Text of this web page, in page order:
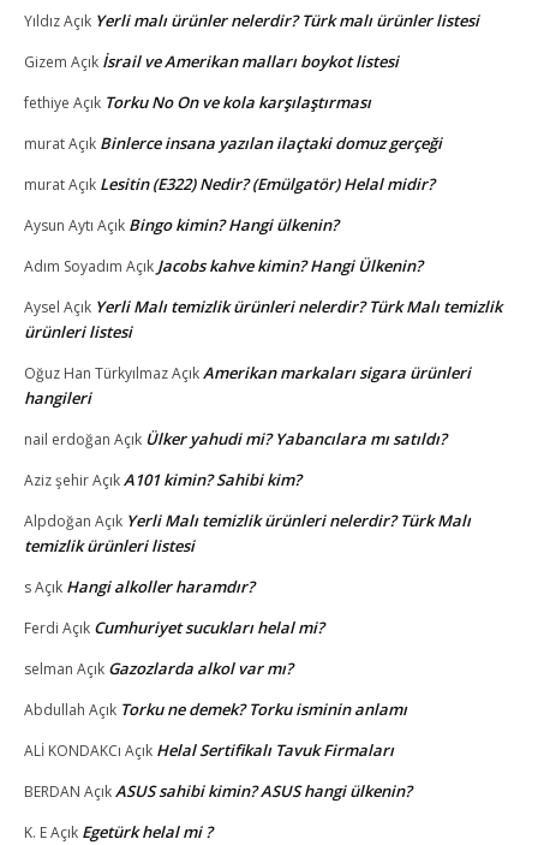
YıldızAçık Yerli malı ürünler nelerdir? Türk malı ürünler listesi
Gizem Açık İsrail ve Amerikan malları boykot listesi
fethiye Açık Torku No On ve kola karşılaştırması
muratAçık Binlerce insana yazılan ilaçtaki domuz gerçeği
muratAçık Lesitin (E322) Nedir? (Emülgatör) Helal midir?
Aysun Aytı Açık Bingo kimin? Hangi ülkenin?
Adım Soyadım Açık Jacobs kahve kimin? Hangi Ülkenin?
Aysel Açık Yerli Malı temizlik ürünleri nelerdir? Türk Malı temizlik
ürünleri listesi
Oğuz Han TürkyılmazAçıkAmerikan markaları sigara ürünleri
hangileri
nail erdoğan Açık Ülker yahudi mi? Yabancılara mı satıldı?
Aziz şehirAçıkA101 kimin? Sahibi kim?
Alpdoğan Açık Yerli Malı temizlik ürünleri nelerdir? Türk Malı
temizlik ürünleri listesi
sAçık Hangi alkoller haramdır?
Ferdi Açık Cumhuriyet sucukları helal mi?
selman Açık Gazozlarda alkol var mı?
Abdullah Açık Torku ne demek? Torku isminin anlamı
ALİ KONDAKCı Açık Helal Sertifikalı Tavuk Firmaları
BERDAN AçıkASUS sahibi kimin? ASUS hangi ülkenin?
K. EAçık Egetürk helal mi ?